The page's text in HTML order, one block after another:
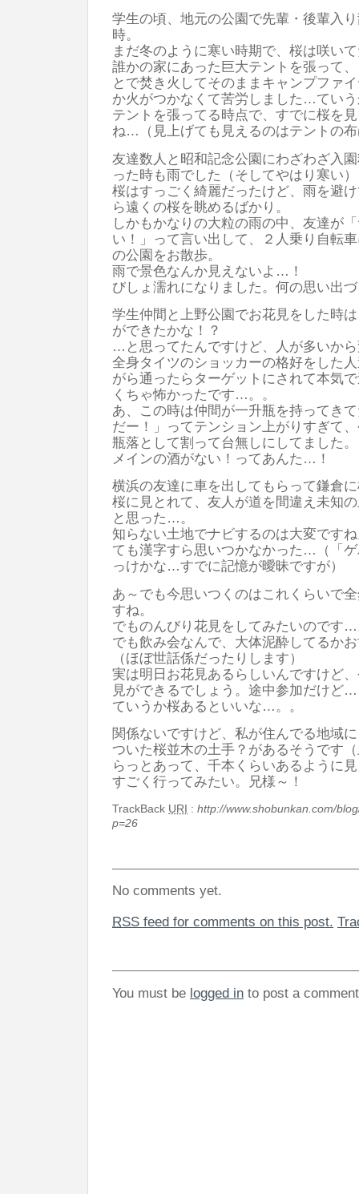
学生の頃、地元の公園で先輩・後輩入
時。
まだ冬のように寒い時期で、桜は咲い
誰かの家にあった巨大テントを張って
とで焚き火してそのままキャンプファ
か火がつかなくて苦労しました…てい
テントを張ってる時点で、すでに桜を
ね…（見上げても見えるのはテントの
友達数人と昭和記念公園にわざわざ入
った時も雨でした（そしてやはり寒い）
桜はすっごく綺麗だったけど、雨を避
ら遠くの桜を眺めるばかり。
しかもかなりの大粒の雨の中、友達が
い！」って言い出して、２人乗り自転
の公園をお散歩。
雨で景色なんか見えないよ…！
びしょ濡れになりました。何の思い出
学生仲間と上野公園でお花見をした時
ができたかな！？
…と思ってたんですけど、人が多いか
全身タイツのショッカーの格好をした
がら通ったらターゲットにされて本気
くちゃ怖かったです…。。
あ、この時は仲間が一升瓶を持ってき
だー！」ってテンション上がりすぎて
瓶落として割って台無しにしてました。
メインの酒がない！ってあんた…！
横浜の友達に車を出してもらって鎌倉
桜に見とれて、友人が道を間違え未知
と思った…。
知らない土地でナビするのは大変です
ても漢字すら思いつかなかった…（「
っけかな…すでに記憶が曖昧ですが）
あ～でも今思いつくのはこれくらいで
すね。
でものんびり花見をしてみたいのです
でも飲み会なんで、大体泥酔してるか
（ほぼ世話係だったりします）
実は明日お花見あるらしいんですけど
見ができるでしょう。途中参加だけど
ていうか桜あるといいな…。。
関係ないですけど、私が住んでる地域
ついた桜並木の土手？があるそうです
らっとあって、千本くらいあるように
すごく行ってみたい。兄様～！
TrackBack URI : http://www.shobunkan.com/
p=26
No comments yet.
RSS feed for comments on this post.
You must be logged in to post a